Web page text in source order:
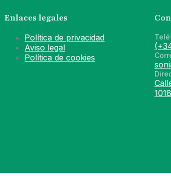
Enlaces legales
Política de privacidad
Aviso legal
Política de cookies